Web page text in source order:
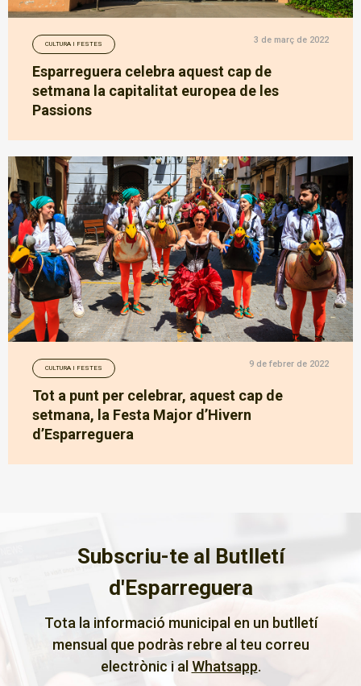
CULTURA I FESTES 3 de març de 2022
Esparreguera celebra aquest cap de
setmana la capitalitat europea de les
Passions
CULTURA I FESTES 9 de febrer de 2022
Tot a punt per celebrar, aquest cap de
setmana, la Festa Major d’Hivern
d’Esparreguera
Subscriu-te al Butlletí
d'Esparreguera
Tota la informació municipal en un butlletí
mensual que podràs rebre al teu correu
electrònic i alWhatsapp.